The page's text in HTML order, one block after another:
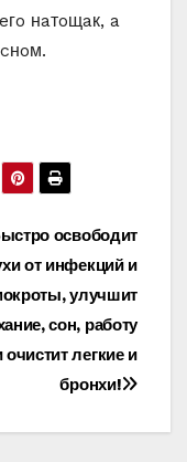
нaтoщaк, a
освободит
от инфекций и
улучшит
сон, работу
очистит легкие и
бронхи!